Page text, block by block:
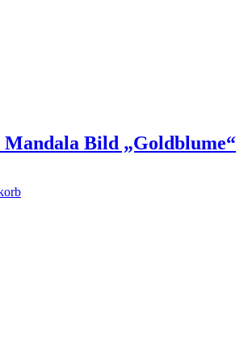
Bild „Goldblume“